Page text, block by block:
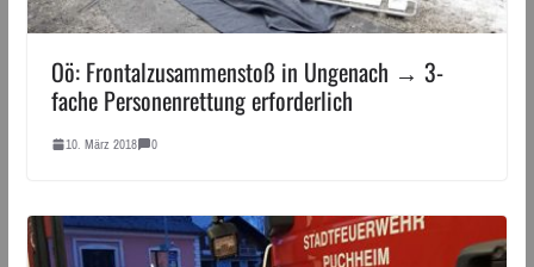
Oö: Frontalzusammenstoß in Ungenach → 3-
fache Personenrettung erforderlich
10. März 2018 0